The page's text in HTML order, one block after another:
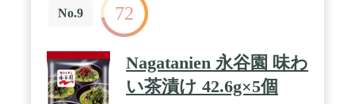
No.9 72
Nagatanien 永谷園 味わ
い茶漬け 42.6g×5個